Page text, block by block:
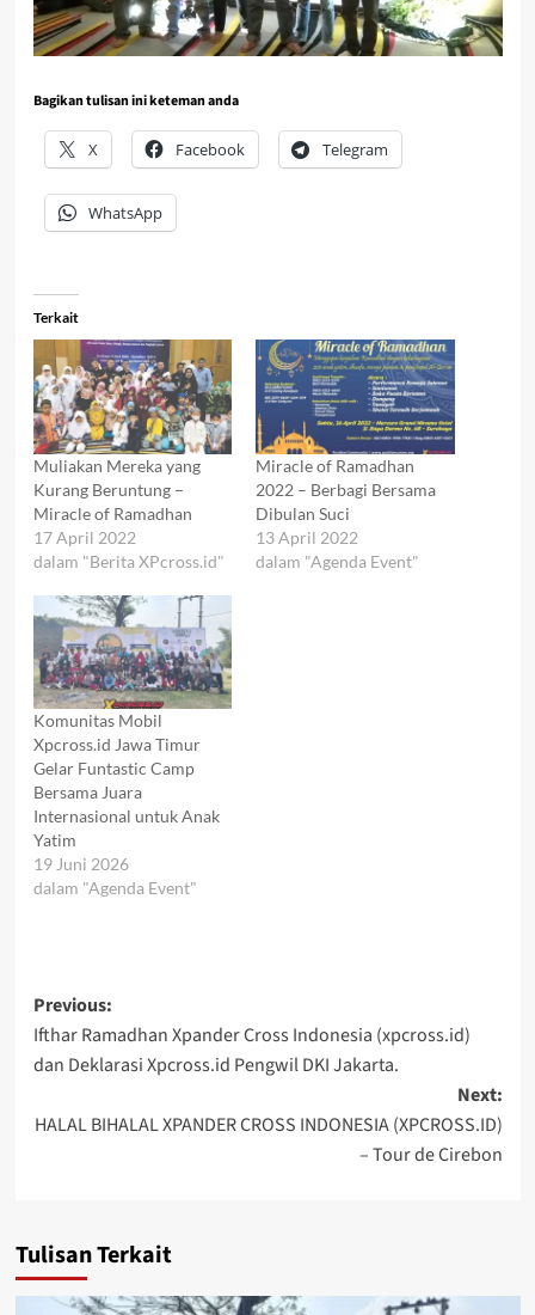
Bagikan tulisan ini keteman anda
X Facebook Telegram
WhatsApp
Terkait
Muliakan Mereka yang
Kurang Beruntung –
Miracle of Ramadhan
17 April 2022
dalam "Berita XPcross.id"
Miracle of Ramadhan
2022 – Berbagi Bersama
Dibulan Suci
13 April 2022
dalam "Agenda Event"
Komunitas Mobil
Xpcross.id Jawa Timur
Gelar Funtastic Camp
Bersama Juara
Internasional untuk Anak
Yatim
19 Juni 2026
dalam "Agenda Event"
Post
navigation
Previous:
Ifthar Ramadhan Xpander Cross Indonesia (xpcross.id)
dan Deklarasi Xpcross.id Pengwil DKI Jakarta.
Next:
HALAL BIHALAL XPANDER CROSS INDONESIA (XPCROSS.ID)
– Tour de Cirebon
Tulisan Terkait